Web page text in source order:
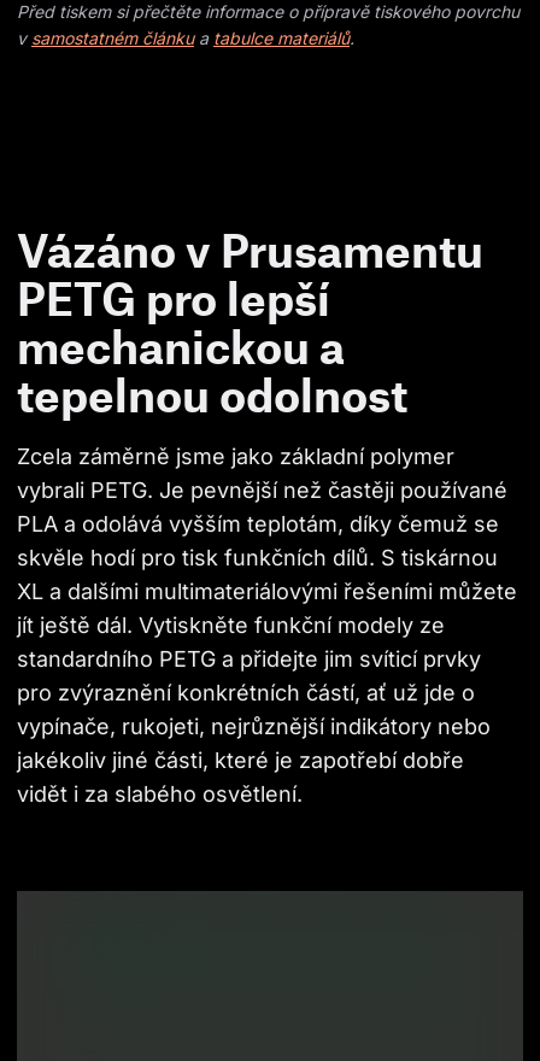
Před tiskem si přečtěte informace o přípravě tiskového povrchu
vsamostatném článkua tabulce materiálů.
Vázáno v Prusamentu
PETG pro lepší
mechanickou a
tepelnou odolnost
Zcela záměrně jsme jako základní polymer
vybrali PETG. Je pevnější než častěji používané
PLA a odolává vyšším teplotám, díky čemuž se
skvěle hodí pro tisk funkčních dílů. S tiskárnou
XL a dalšími multimateriálovými řešeními můžete
jít ještě dál. Vytiskněte funkční modely ze
standardního PETG a přidejte jim svíticí prvky
pro zvýraznění konkrétních částí, ať už jde o
vypínače, rukojeti, nejrůznější indikátory nebo
jakékoliv jiné části, které je zapotřebí dobře
vidět i za slabého osvětlení.